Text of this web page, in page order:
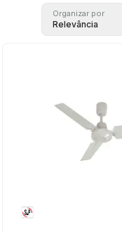
Organizar por
Relevância